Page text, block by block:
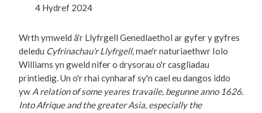
4 Hydref 2024
Wrth ymweld â'r Llyfrgell Genedlaethol ar gyfer y gyfres
deledu Cyfrinachau'r Llyfrgell, mae'r naturiaethwr Iolo
Williams yn gweld nifer o drysorau o'r casgliadau
printiedig. Un o'r rhai cynharaf sy'n cael eu dangos iddo
yw A relation of some yeares travaile, begunne anno 1626.
Into Afrique and the greater Asia, especially the